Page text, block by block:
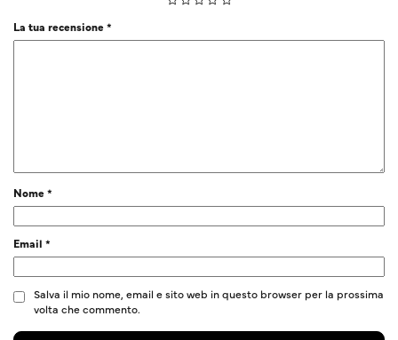
La tua recensione*
Nome*
Email *
Salva il mio nome, email e sito web in questo browser per la prossima
volta che commento.